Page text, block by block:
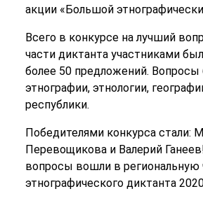
акции «Большой
Всего в конкурсе на лучший
части диктанта участниками
более 50 предложений.
этнографии, этнологии,
республики.
Победителями конкурса стали:
Перевощикова и Валерий
вопросы вошли в региональную
этнографического диктанта